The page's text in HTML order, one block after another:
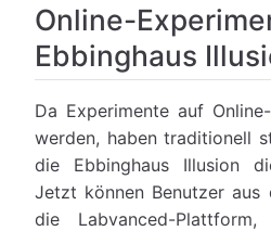
Online-
Ebbinghaus
Da Experimente auf
werden, haben traditionell
die Ebbinghaus Illusion
Jetzt können Benutzer aus
die Labvanced-Plattform,